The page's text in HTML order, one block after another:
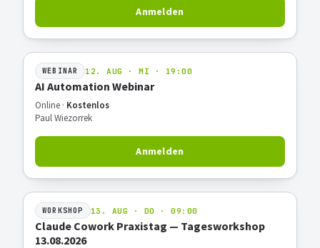
Anmelden
WEBINAR 12. AUG · MI · 19:00
AI Automation Webinar
Online · Kostenlos
Paul Wiezorrek
Anmelden
WORKSHOP 13. AUG · DO · 09:00
Claude Cowork Praxistag — Tagesworkshop
13.08.2026